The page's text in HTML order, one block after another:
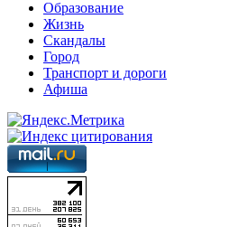
Образование
Жизнь
Скандалы
Город
Транспорт и дороги
Афиша